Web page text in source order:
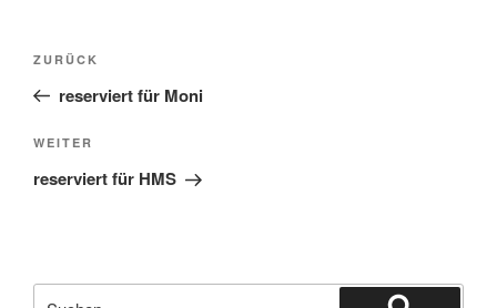
Beitragsnavigation
Vorheriger
Beitrag
ZURÜCK
reserviert für Moni
Nächster
Beitrag
WEITER
reserviert für HMS